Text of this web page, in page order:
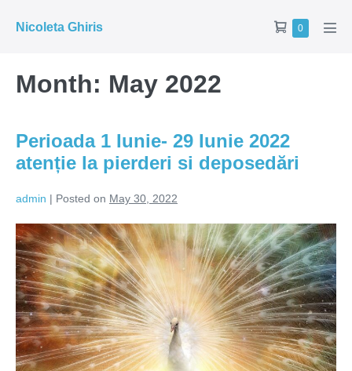
Nicoleta Ghiris
Shopping
0Items
Month: May 2022
Perioada 1 Iunie- 29 Iunie 2022
atenție la pierderi si deposedări
admin | Posted on May 30, 2022
Perioada
1
Iunie-
29
Iunie
2022
atenție